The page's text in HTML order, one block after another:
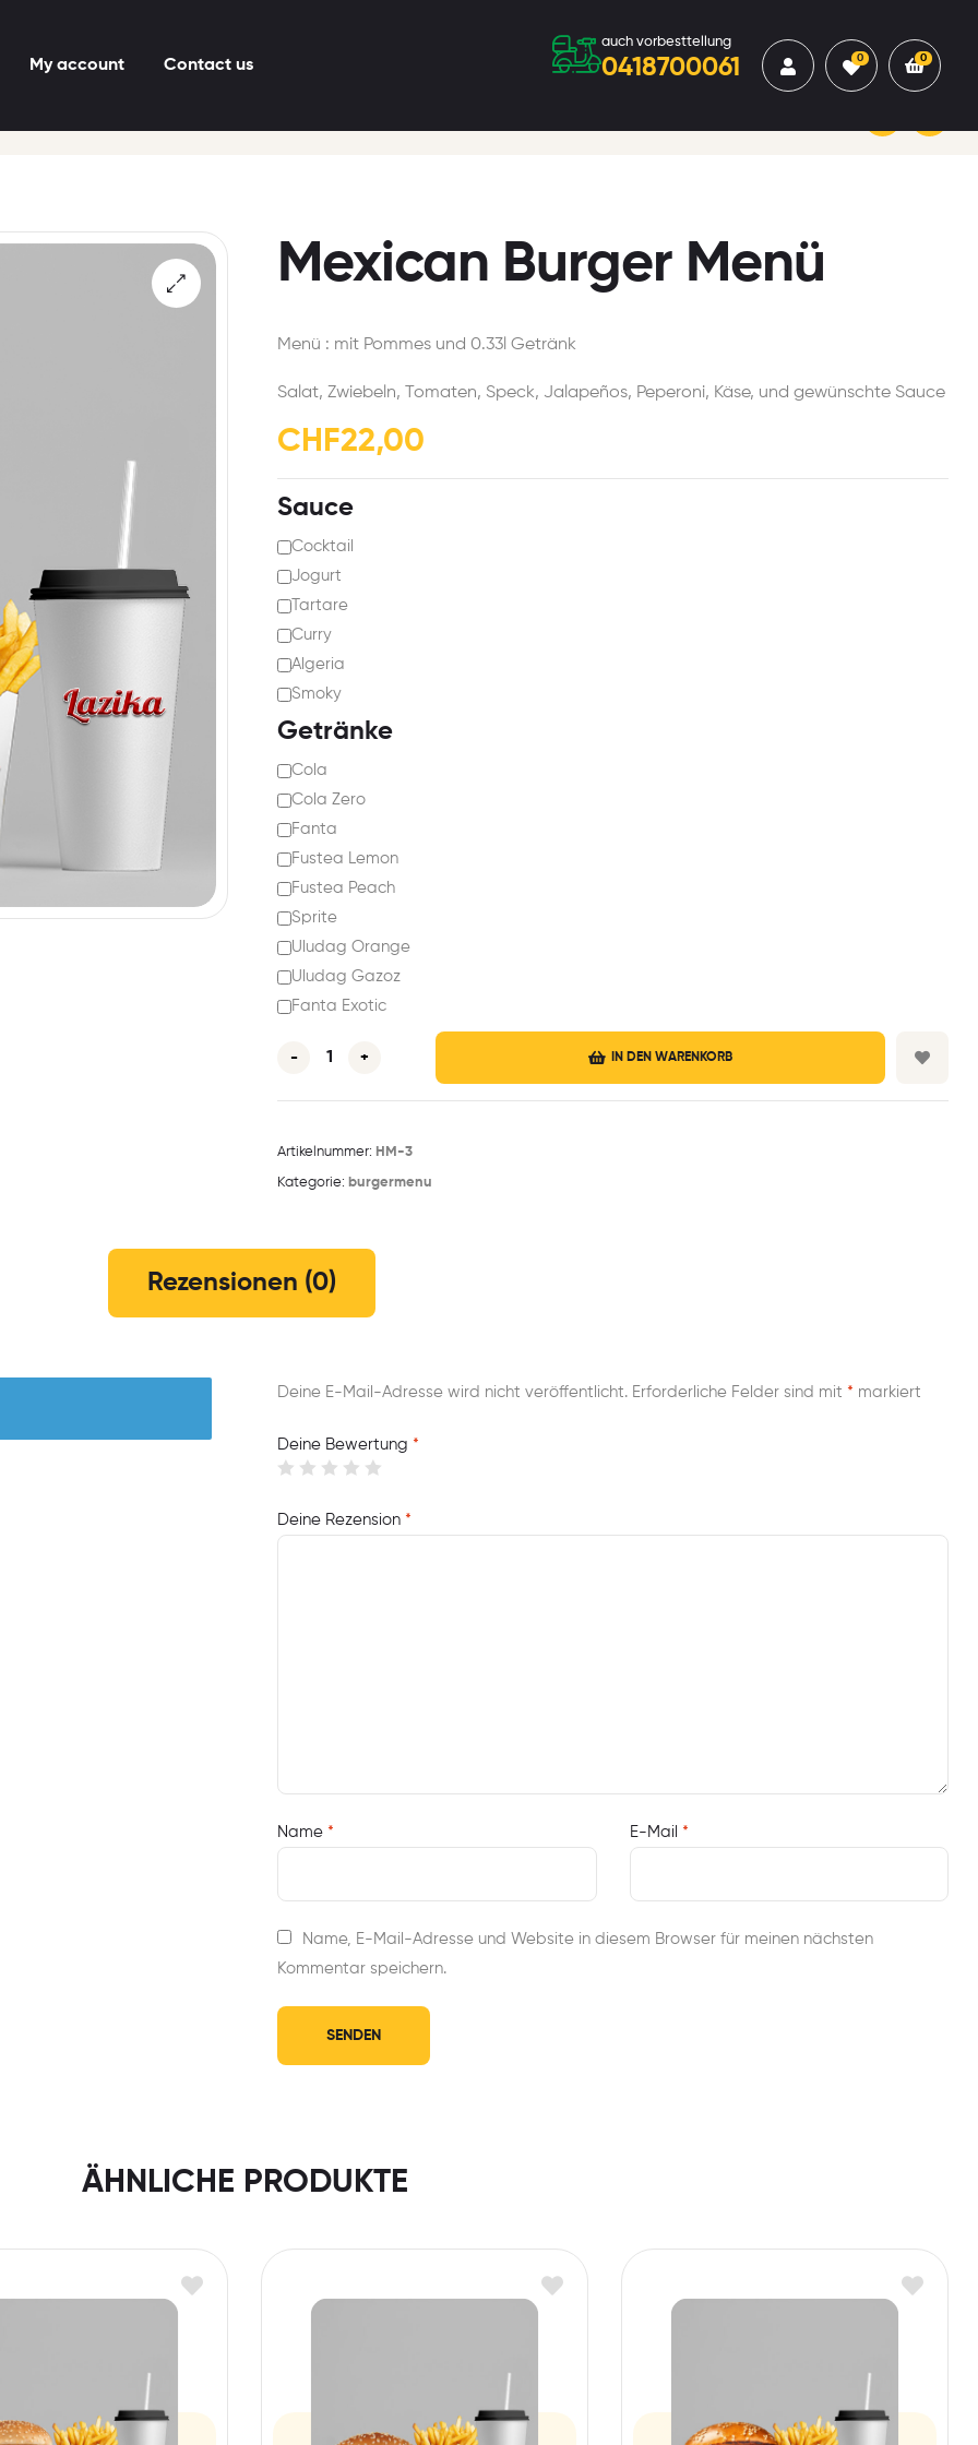
My account Contact us
auch vorbesttellung
0418700061 0 0
Mexican Burger Menü
Menü : mit Pommes und 0.33l Getränk
Salat, Zwiebeln, Tomaten, Speck, Jalapeños, Peperoni, Käse, und gewünschte Sauce
CHF22,00
Sauce
Cocktail
Jogurt
Tartare
Curry
Algeria
Smoky
Getränke
Cola
Cola Zero
Fanta
Fustea Lemon
Fustea Peach
Sprite
Uludag Orange
Uludag Gazoz
Fanta Exotic
- + IN DEN WARENKORB
Artikelnummer: HM-3
Kategorie: burgermenu
Rezensionen (0)
Deine E-Mail-Adresse wird nicht veröffentlicht. Erforderliche Felder sind mit * markiert
Deine Bewertung *
Deine Rezension *
Name * E-Mail *
Name, E-Mail-Adresse und Website in diesem Browser für meinen nächsten
Kommentar speichern.
ÄHNLICHE PRODUKTE